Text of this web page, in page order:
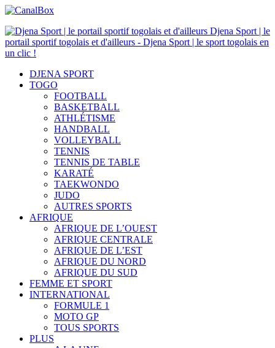
Djena Sport | le
portail sportif togolais et d'ailleurs - Djena Sport | le sport togolais en
un clic !
DJENA SPORT
TOGO
FOOTBALL
BASKETBALL
ATHLÉTISME
HANDBALL
VOLLEYBALL
TENNIS
TENNIS DE TABLE
KARATÉ
TAEKWONDO
JUDO
AUTRES SPORTS
AFRIQUE
AFRIQUE DE L’OUEST
AFRIQUE CENTRALE
AFRIQUE DE L’EST
AFRIQUE DU NORD
AFRIQUE DU SUD
FEMME ET SPORT
INTERNATIONAL
FORMULE 1
MOTO GP
TOUS SPORTS
PLUS